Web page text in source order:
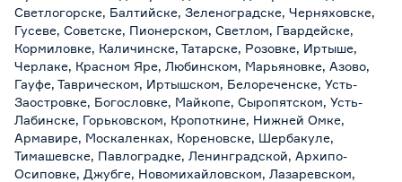
Светлогорске, Балтийске, Зеленоградске, Черняховске,
Гусеве, Советске, Пионерском, Светлом, Гвардейске,
Кормиловке, Каличинске, Татарске, Розовке, Иртыше,
Черлаке, Красном Яре, Любинском, Марьяновке, Азово,
Гауфе, Таврическом, Иртышском, Белореченске, Усть-
Заостровке, Богословке, Майкопе, Сыропятском, Усть-
Лабинске, Горьковском, Кропоткине, Нижней Омке,
Армавире, Москаленках, Кореновске, Шербакуле,
Тимашевске, Павлоградке, Ленинградской, Архипо-
Осиповке, Джубге, Новомихайловском, Лазаревском,